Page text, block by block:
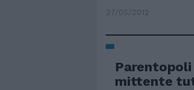
27/05/2012
Parentopoli
mittente